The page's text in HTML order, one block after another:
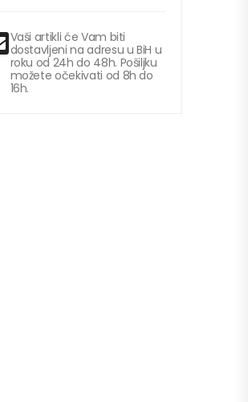
Vaši artikli će Vam biti
dostavljeni na adresu u BiH u
roku od 24h do 48h. Pošiljku
možete očekivati od 8h do
16h.